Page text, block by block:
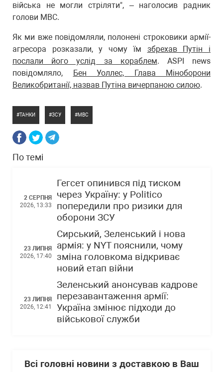
війська не могли стріляти", – наголосив радник
голови МВС.
Як ми вже повідомляли, полонені строковики армії-
агресора розказали, у чому їм збрехав Путін і
послали його услід за кораблем. ASPI news
повідомляло, Бен Уоллес, Глава Міноборони
Великобританії, назвав Путіна вичерпаною силою.
ТАНКИ ЗСУ МВС
По темі
2 СЕРПНЯ
2026, 13:33
Гегсет опинився під тиском
через Україну: у Politico
попередили про ризики для
оборони ЗСУ
23 ЛИПНЯ
2026, 17:40
Сирський, Зеленський і нова
армія: у NYT пояснили, чому
зміна головкома відкриває
новий етап війни
23 ЛИПНЯ
2026, 12:41
Зеленський анонсував кадрове
перезавантаження армії:
Україна змінює підходи до
військової служби
Всі головні новини з доставкою в Ваш